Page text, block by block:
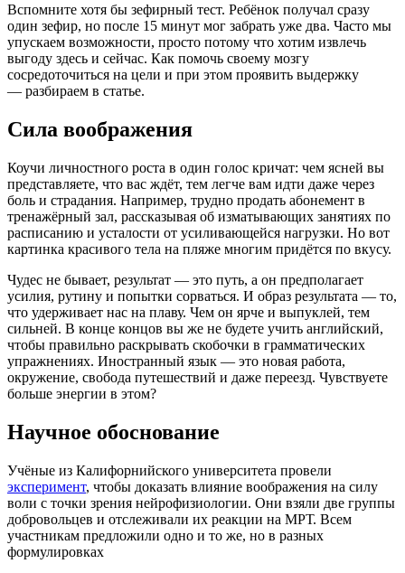
Вспомните хотя бы зефирный тест. Ребёнок получал сразу
один зефир, но после 15 минут мог забрать уже два. Часто мы
упускаем возможности, просто потому что хотим извлечь
выгоду здесь и сейчас. Как помочь своему мозгу
сосредоточиться на цели и при этом проявить выдержку
— разбираем в статье.
Сила воображения
Коучи личностного роста в один голос кричат: чем ясней вы
представляете, что вас ждёт, тем легче вам идти даже через
боль и страдания. Например, трудно продать абонемент в
тренажёрный зал, рассказывая об изматывающих занятиях по
расписанию и усталости от усиливающейся нагрузки. Но вот
картинка красивого тела на пляже многим придётся по вкусу.
Чудес не бывает, результат — это путь, а он предполагает
усилия, рутину и попытки сорваться. И образ результата — то,
что удерживает нас на плаву. Чем он ярче и выпуклей, тем
сильней. В конце концов вы же не будете учить английский,
чтобы правильно раскрывать скобочки в грамматических
упражнениях. Иностранный язык — это новая работа,
окружение, свобода путешествий и даже переезд. Чувствуете
больше энергии в этом?
Научное обоснование
Учёные из Калифорнийского университета провели
эксперимент, чтобы доказать влияние воображения на силу
воли с точки зрения нейрофизиологии. Они взяли две группы
добровольцев и отслеживали их реакции на МРТ. Всем
участникам предложили одно и то же, но в разных
формулировках